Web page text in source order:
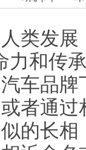
类发
力和传
车品
者通
的长